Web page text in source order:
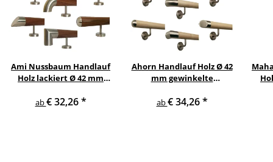
Ami Nussbaum Handlauf
Holz lackiert Ø 42 mm
und Enden
ab€ 32,26*
Ahorn Handlauf Holz Ø 42
mm gewinkelte
Enden
ab€ 34,26*